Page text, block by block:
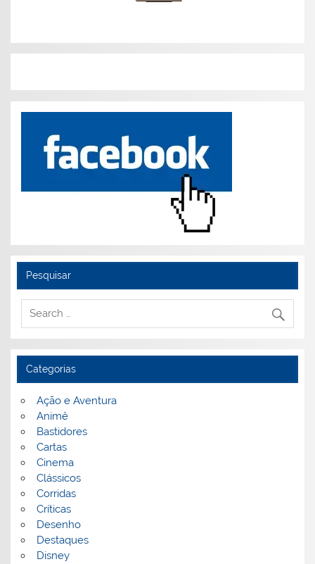
Pesquisar
Categorias
Ação e Aventura
Animê
Bastidores
Cartas
Cinema
Clássicos
Corridas
Críticas
Desenho
Destaques
Disney